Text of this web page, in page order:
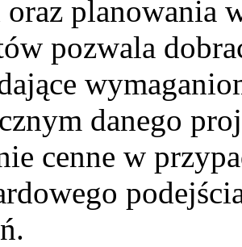
planowania
pozwala
danego
cenne w